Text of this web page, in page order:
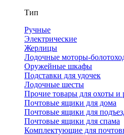
Тип
Ручные
Электрические
Жерлицы
Лодочные моторы-
Оружейные шкафы
Подставки для удочек
Лодочные шесты
Прочие товары для охоты и
Почтовые ящики для дома
Почтовые ящики для
Почтовые ящики для спама
Комплектующие для